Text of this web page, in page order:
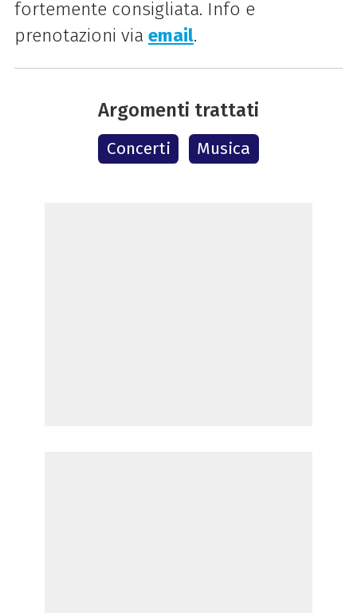
fortemente consigliata. Info e
prenotazioni via email.
Argomenti trattati
Concerti Musica